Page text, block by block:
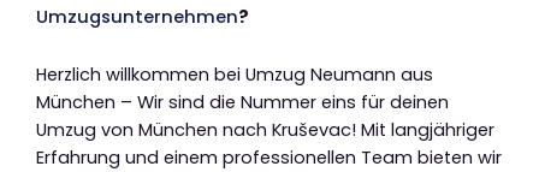
Umzugsunternehmen?
Herzlich willkommen bei Umzug Neumann aus
München – Wir sind die Nummer eins für deinen
Umzug von München nach Kruševac! Mit langjähriger
Erfahrung und einem professionellen Team bieten wir